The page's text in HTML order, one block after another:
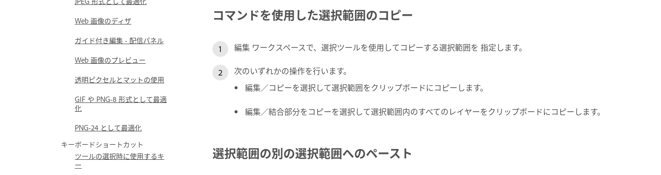
Web 画像のディザ
ガイド付き編集 - 配信パネル
Web 画像のプレビュー
透明ピクセルとマットの使用
GIF や PNG-8 形式として最適
化
PNG‑24 として最適化
キーボードショートカット
ツールの選択時に使用するキ
ー
コマンドを使用した選択範囲のコピー
編集 ワークスペースで、選択ツールを使用してコピーする選択範囲を 指定します。
次のいずれかの操作を行います。
編集／コピーを選択して選択範囲をクリップボードにコピーします。
編集／結合部分をコピーを選択して選択範囲内のすべてのレイヤーをクリップボードにコピーします。
選択範囲の別の選択範囲へのペースト